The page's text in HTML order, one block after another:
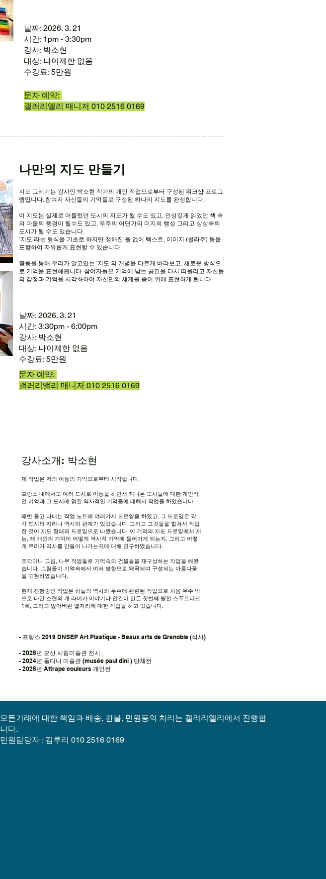
날짜: 2026. 3. 21
시간: 1pm - 3:30pm
강사: 박소현
대상: 나이제한 없음
수강료: 5만원
문자 예약:
갤러리앨리 매니저 010 2516 0169
나만의 지도 만들기
지도 그리기는 강사인 박소현 작가의 개인 작업으로부터 구성된 워크샵 프로그
램입니다. 참여자 자신들의 기억들로 구성된 하나의 지도를 완성합니다.
이 지도는 실제로 머물렀던 도시의 지도가 될 수도 있고, 인상깊게 읽었던 책 속
의 마을의 풍경이 될수도 있고, 우주의 어딘가의 미지의 행성 그리고 상상속의
도시가 될 수도 있습니다.
‘지도’라는 형식을 기초로 하지만 정해진 틀 없이 텍스트, 이미지 (콜라주) 등을
포함하여 자유롭게 표현할 수 있습니다.
활동을 통해 우리가 알고있는 ‘지도’의 개념을 다르게 바라보고, 새로운 방식으
로 기억을 표현해봅니다. 참여자들은 기억에 남는 공간을 다시 떠올리고 자신들
의 감정과 기억을 시각화하여 자신만의 세계를 종이 위에 표현하게 됩니다.
날짜: 2026. 3. 21
시간: 3:30pm - 6:00pm
강사: 박소현
대상: 나이제한 없음
수강료: 5만원
문자 예약:
갤러리앨리 매니저 010 2516 0169
강사소개: 박소현
제 작업은 저의 이동의 기억으로부터 시작됩니다.
프랑스 내에서도 여러 도시로 이동을 하면서 지나온 도시들에 대한 개인적
인 기억과 그 도시에 얽힌 역사적인 기억들에 대해서 작업을 하였습니다.
매번 들고 다니는 작업 노트에 여러가지 드로잉을 하였고, 그 드로잉은 각
각 도시의 지리나 역사와 관계가 있었습니다. 그리고 그것들을 합쳐서 작업
한 것이 지도 형태의 드로잉으로 나왔습니다. 이 기억의 지도 드로잉에서 저
는, 제 개인의 기억이 어떻게 역사적 기억에 들어가게 되는지, 그리고 어떻
게 우리가 역사를 만들어 나가는지에 대해 연구하였습니다.
조각이나 그림, 나무 작업들로 기억속의 건물들을 재구성하는 작업을 해왔
습니다. 그림들이 기억속에서 여러 방향으로 왜곡되며 구성되는 아름다움
을 표현하였습니다.
현재 진행중인 작업은 하늘의 역사와 우주에 관련된 작업으로 처음 우주 밖
으로 나간 소련의 개 라이카 이야기나 인간이 만든 첫번째 별인 스푸트니크
1호, 그리고 잃어버린 별자리에 대한 작업을 하고 있습니다.
- 프랑스 2019 DNSEP Art Plastique - Beaux arts de Grenoble (석사)
- 2025년 오산 시립미술관 전시
- 2024년 폴디니 미술관 (musée paul dini ) 단체전
- 2025년 Attrape couleurs 개인전
모든거래에 대한 책임과 배송, 환불, 민원등의 처리는 갤러리앨리에서 진행합
니다.
민원담당자 : 김루리 010 2516 0169